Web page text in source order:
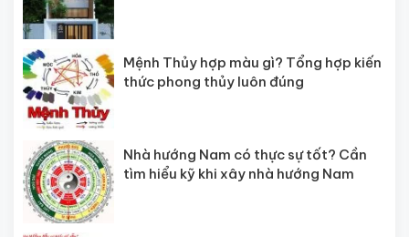
Mệnh Thủy hợp màu gì? Tổng hợp kiến
thức phong thủy luôn đúng
Nhà hướng Nam có thực sự tốt? Cần
tìm hiểu kỹ khi xây nhà hướng Nam